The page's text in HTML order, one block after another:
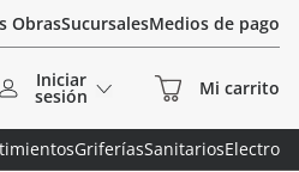
ObrasSucursalesMedios de pago
Iniciar
sesión
GriferíasSanitariosElectro